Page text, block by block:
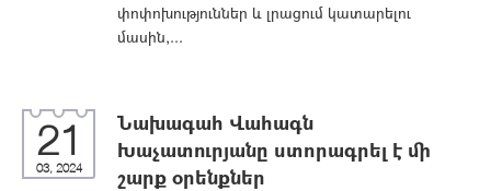
փոփոխություններ և լրացում կատարելու
մասին,...
21
03, 2024
Նախագահ Վահագն
Խաչատուրյանը ստորագրել է մի
շարք օրենքներ